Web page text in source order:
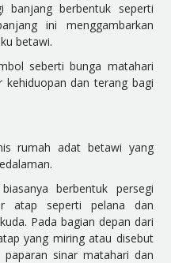
banjang berbentuk seperti
ini menggambarkan
betawi.
seberti bunga matahari
kehiduopan dan terang bagi
rumah adat betawi yang
berbentuk persegi
atap seperti pelana dan
Pada bagian depan dari
yang miring atau disebut
sinar matahari dan